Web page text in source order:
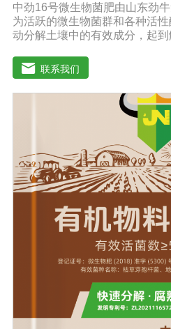
中劲16号微生物菌肥由山东劲
为活跃的微生物菌群和各种活
动分解土壤中的有效成分，起
物激素、酸性物质以及维生素
物生长；并且能产生铁载体、抗
物质，可以抑制细菌或真菌性
到促进植物生长的作用。●传导
微生物环境，形成有益菌屏障
旱、药害、盐害等逆境的抗逆
生长发育，叶片更加柔软浓绿
增产提质。【适用范围】玉米
薯、辣椒、番茄、黄瓜丶韮菜
用，用过农药 的喷雾器一定要
品如与化肥混用，要现混现用
存，避免阳光直射和雨淋【保
剂【活 菌 数】≥10亿/克
联系我们